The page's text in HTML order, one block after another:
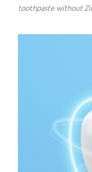
toothpaste without